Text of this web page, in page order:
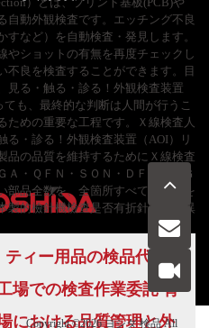
自動外観検査です。エッチング不良
すなど）を自動検査・発見します。
やショットの有無を再度チェックし
不良を検査することができます。目
見る・触る・診る！外観検査装置
ても、最終的な判断は人間が行うこ
ための重要な工程です。Ｘ線検査人
る・診る！外観検査装置（AOI）リ
品の品質を維持するためにＸ線検査
Ａ・ＱＦＮ・ＳＯＮ・ＤＦＮ・ＬＧ
部品全数を、全箇所すべての確認を
製的檢針機檢查是否有折針等金屬異
ティー用品の検品代行
場での検査作業委託 育
における品質管理と外
お問い合わせ
Copyright ©2026ヨシダ 検品All